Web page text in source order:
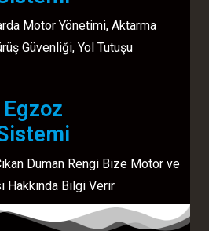
Motor Yönetimi, Aktarma
Güvenliği, Yol Tutuşu
Egzoz
Duman Rengi Bize Motor ve
Hakkında Bilgi Verir